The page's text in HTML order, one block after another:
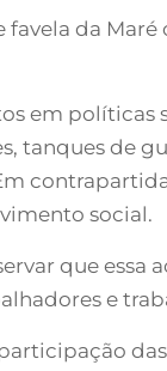
favela da
em políticas
tanques de
social.
que essa
e